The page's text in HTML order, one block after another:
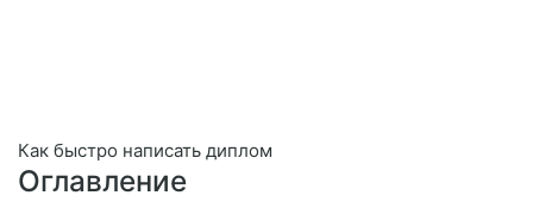
Как быстро написать диплом
Оглавление